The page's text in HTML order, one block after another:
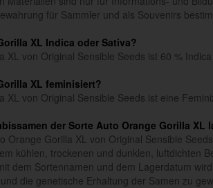
für Sammler und als Souvenirs
XL Indica oder Sativa?
XL von Original Sensible Seeds ist 60 %
XL feminisiert?
XL von Original Sensible Seeds ist eine
der Sorte Auto Orange Gorilla XL
Orange Gorilla XL von Original Sensible
kühlen, trockenen und dunklen, luftdichten
dem Sortennamen und dem Lagerdatum
die genetische Erhaltung der Samen zu